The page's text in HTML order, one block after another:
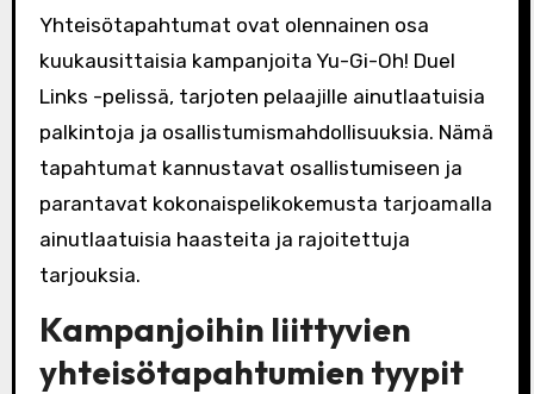
Yhteisötapahtumat ovat olennainen osa
kuukausittaisia kampanjoita Yu-Gi-Oh! Duel
Links -pelissä, tarjoten pelaajille ainutlaatuisia
palkintoja ja osallistumismahdollisuuksia. Nämä
tapahtumat kannustavat osallistumiseen ja
parantavat kokonaispelikokemusta tarjoamalla
ainutlaatuisia haasteita ja rajoitettuja
tarjouksia.
Kampanjoihin liittyvien
yhteisötapahtumien tyypit